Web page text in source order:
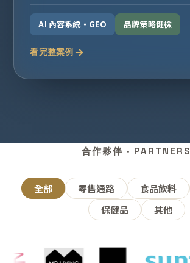
AI 內容系統・GEO 品牌策略健檢
看完整案例
合作夥伴 · PARTNERS
全部 零售通路 食品飲料
保健品
其他